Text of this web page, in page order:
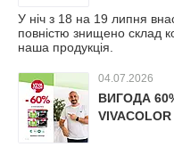
У ніч з 18 на 19 липня
повністю знищено склад
наша продукція.
04.07.2026
ВИГОДА
VIVACOLOR